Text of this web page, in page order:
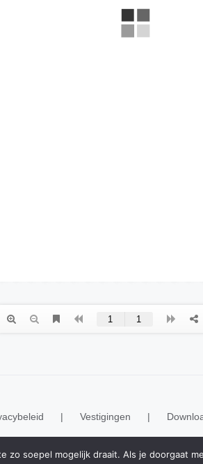
Vestigingen
zo soepel mogelijk draait. Als je doorgaat